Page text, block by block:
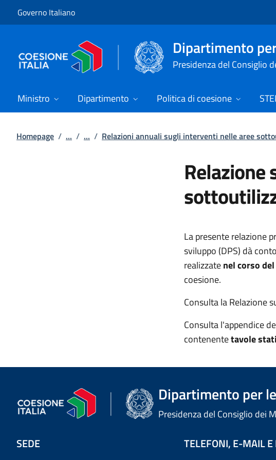
Governo Italiano
Dipartimento
Presidenza del Consiglio
Ministro Dipartimento Politica di coesione
Homepage / ... / ... / Relazioni annuali sugli interventi nelle aree
La presente relazione
sviluppo (DPS) dà
realizzatenel corso
coesione.
Consulta la Relazione
Consulta l'appendice
contenentetavole
Dipartimento per
Presidenza del Consiglio dei
SEDE TELEFONI, E-MAIL E